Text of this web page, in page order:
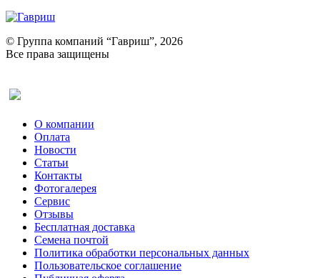
© Группа компаний “Гавриш”, 2026
Все права защищены
О компании
Оплата
Новости
Статьи
Контакты
Фотогалерея​
Сервис
Отзывы
Бесплатная доставка
Семена почтой
Политика обработки персональных данных
Пользовательское соглашение